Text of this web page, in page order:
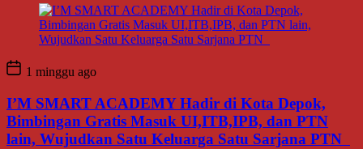
1 minggu ago
I’M SMART ACADEMY Hadir di Kota Depok,
Bimbingan Gratis Masuk UI,ITB,IPB, dan PTN
lain, Wujudkan Satu Keluarga Satu Sarjana PTN